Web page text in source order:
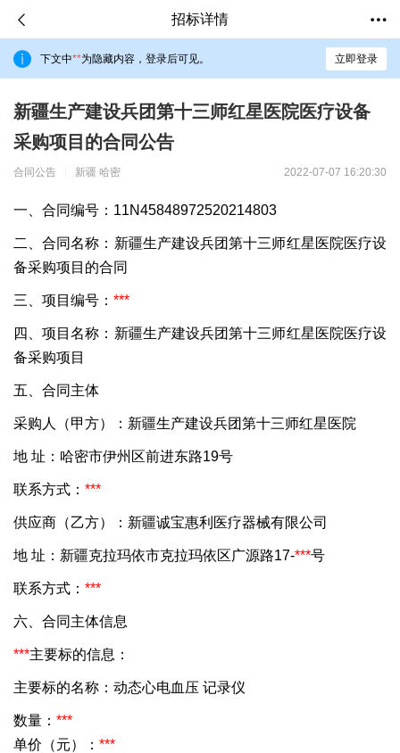
招标详情
下文中**为隐藏内容，登录后可见。 立即登录
新疆生产建设兵团第十三师红星医院医疗设备
采购项目的合同公告
合同公告 新疆 哈密 2022-07-07 16:20:30
一、合同编号：11N45848972520214803
二、合同名称：新疆生产建设兵团第十三师红星医院医疗设
备采购项目的合同
三、项目编号： ***
四、项目名称：新疆生产建设兵团第十三师红星医院医疗设
备采购项目
五、合同主体
采购人（甲方）：新疆生产建设兵团第十三师红星医院
地 址：哈密市伊州区前进东路19号
联系方式： ***
供应商（乙方）：新疆诚宝惠利医疗器械有限公司
地 址：新疆克拉玛依市克拉玛依区广源路17-***号
联系方式： ***
六、合同主体信息
***主要标的信息：
主要标的名称：动态心电血压 记录仪
数量： ***
单价（元）： ***